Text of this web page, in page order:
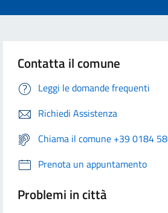
Contatta il comune
Leggi le domande frequenti
Richiedi Assistenza
Chiama il comune +39 0184
Prenota un appuntamento
Problemi in città